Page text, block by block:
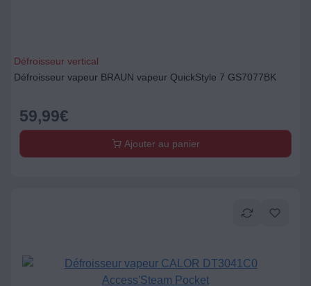
Défroisseur vertical
Défroisseur vapeur BRAUN vapeur QuickStyle 7 GS7077BK
59,99€
Ajouter au panier